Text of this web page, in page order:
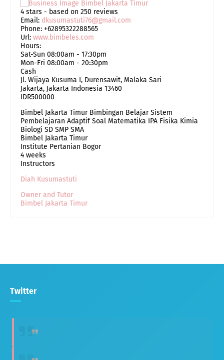
4 stars - based on 250 reviews
Email: dkusumastuti76@gmail.com
Phone: +62895322288565
Url: www.bimbeles.com
Hours:
Sat-Sun 08:00am - 17:30pm
Mon-Fri 08:00am - 20:30pm
Cash
Jl. Wijaya Kusuma I, Durensawit, Malaka Sari
Jakarta, Jakarta Indonesia 13460
IDR500000
Bimbel Jakarta Timur Bimbingan Belajar Sistem
Pembelajaran Adaptif Soal Matematika IPA Fisika Kimia
Biologi SD SMP SMA
Bimbel Jakarta Timur
Institute Pertanian Bogor
4 weeks
Instructors
Diah Kusumastuti
Owner and Tutor
Bimbel Jakarta Timur
Twitter